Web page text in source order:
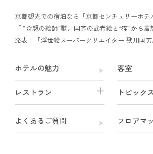
京都観光での宿泊なら「京都センチュリーホテ
「 “奇想の絵師”歌川国芳の武者絵と“猫”から
発表｜「浮世絵スーパークリエイター 歌川国芳
ホテルの魅力 客室
レストラン トピック
よくあるご質問 フロアマ